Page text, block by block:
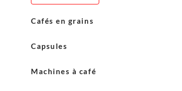
Cafés en grains
Carasso
Capsules
Machines à café